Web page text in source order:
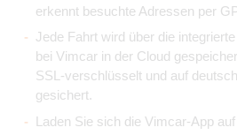
erkennt besuchte Adressen per
Jede Fahrt wird über die
bei Vimcar in der Cloud
SSL-verschlüsselt und auf
gesichert.
Laden Sie sich die Vimcar-App